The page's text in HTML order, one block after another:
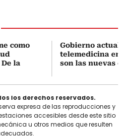
como
la
Gobierno
telemedicina en
son las nuevas
los derechos reservados.
expresa de las reproducciones y
accesibles desde este sitio
u otros medios que resulten